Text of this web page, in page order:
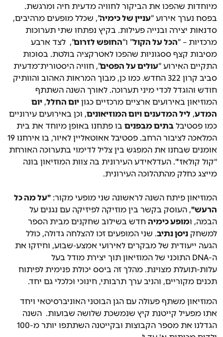
מיוחדות שהפכו את הביקור לחוויה מדעית חיה ומרגשת.
בפסח נערך אירוע “עניין של כימיה”, שכלל מופעים מרהיבים,
סדנאות יצירה ובנייה פעילות. בקיץ נפתחו שתי תערוכות
מרכזיות – “הכל על הקול” ו“החופש לזרום”, לצד ארבע
מסיבות קצף ססגוניות שהפכו לאטרקציה בולטת. בסוכות
התקיים האירוע “עולים על הפסים”, חוויה היסטורית־מדעית
סביב קרון 322 החדש. כמו כן, מבוך המראות האהוב והוותיק
חודש והוגדל לכדי מיני תערוכה. לאורך השנה השתתף
המוזיאון באירועים ארציים מרכזיים כגון יום החלל, יום
המדע, ליל המדענים ויום המוזיאונים, וכן באירועים עירוניים
כמו פסטיבל בתים מבפנים בו פתחנו באופן מיוחד את בית
המלאכה לציבור הרחב. פסטיבל אאוטאליין לאיור, בו אירחנו 19
אומנים שבחנו את המפגש בין צליל לדימוי בתערוכה האורחת
"קול קולאז'". העדלאידע העירונית בה צוות המוזיאון בונה
מייצג כחלק מהתהלוכה העירונית.
המוזיאון פיתח השנה לראשונה שני מופעי מקור: "על מה כל
הרעש", העוסק בקשר בין מוזיקה לפיזיקה עם נגנים על
הבמה, ומופע כימיה חדש בשילוב שחקנים מבית הספר
למשחק ניסן נתיב. שני המופעים זכו להצלחה גדולה, כולל
הגעה ייעודית של מבקרים לאירועי אמצע-שבוע, וחיזקו את
ה-DNA התוכני של המוזיאון תוך יצירת מודל בעל
עלות-תועלת מצוינת. מהלך זה ביסס יכולת פנימית לפיתוח
תכנים מקוריים, והניב ערך תרבותי, חינוכי וכלכלי גם יחד.
המוזיאון משתף פעולה עם הגן הבוטני האוניברסיטאי ויחד
אתו מפעיל קייטנת קיץ שנמשכת שלושה שבועות. השנה
הגדלנו את מספר הקבוצות ובקייטנה השתתפו יותר מ-100